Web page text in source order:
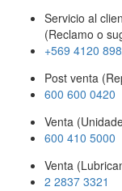
Servicio al
(Reclamo o
+569 4120
Post venta
600 600 0420
Venta
600 410 5000
Venta
2 2837 3321